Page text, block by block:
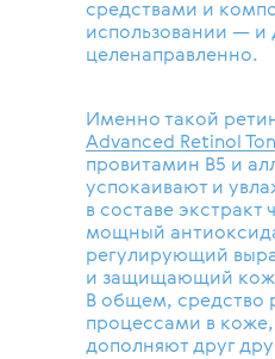
средствами и
использовании — и
целенаправленно.
Именно такой
Advanced Retinol
провитамин B5 и
успокаивают и
в составе
мощный
регулирующий
и защищающий
В общем, средство
процессами в
дополняют друг